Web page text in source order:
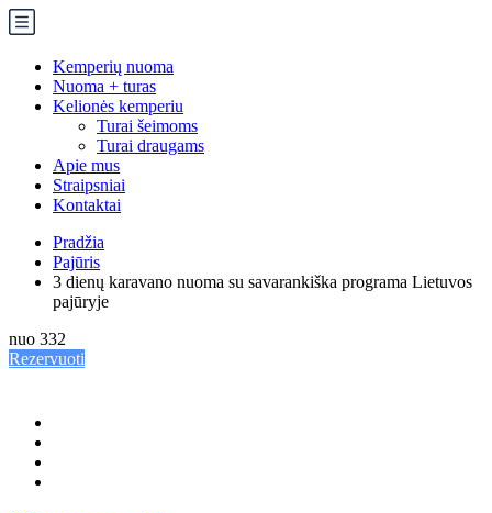
Kemperių nuoma
Nuoma + turas
Kelionės kemperiu
Turai šeimoms
Turai draugams
Apie mus
Straipsniai
Kontaktai
Pradžia
Pajūris
3 dienų karavano nuoma su savarankiška programa Lietuvos
pajūryje
nuo 332
Rezervuoti